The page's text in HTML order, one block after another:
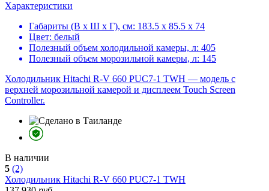
Характеристики
Габариты (В х Ш х Г), см: 183.5 х 85.5 х 74
Цвет: белый
Полезный объем холодильной камеры, л: 405
Полезный объем морозильной камеры, л: 145
Холодильник Hitachi R-V 660 PUC7-1 TWH — модель с
верхней морозильной камерой и дисплеем Touch Screen
Controller.
В наличии
5 (2)
Холодильник Hitachi R-V 660 PUC7-1 TWH